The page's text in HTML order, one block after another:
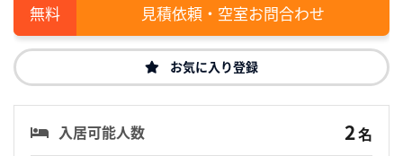
見積依頼・空室お問合わせ
お気に入り登録
入居可能人数 2名